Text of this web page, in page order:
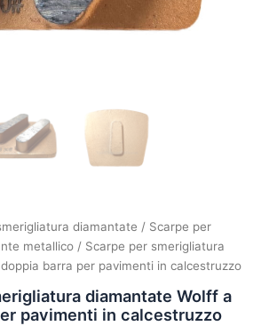
diamantate / Scarpe per
metallico / Scarpe per smerigliatura
barra per pavimenti in calcestruzzo
diamantate Wolff a
pavimenti in calcestruzzo